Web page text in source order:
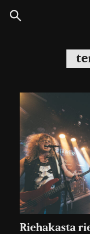
Siirry
suoraan
Riehakasta